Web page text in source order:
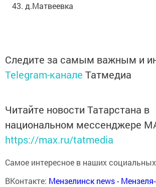
д.Матвеевка
Следите за самым важным и
Telegram-канале Татмедиа
Читайте новости Татарстана в
национальном мессенджере
https://max.ru/tatmedia
Самое интересное в наших социальных
ВКонтакте: Мензелинск news -